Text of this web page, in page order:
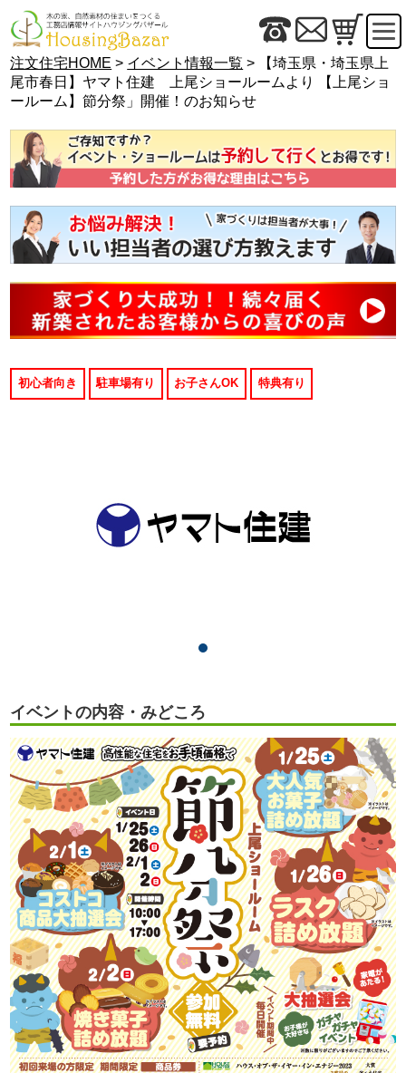
注文住宅HOME > イベント情報一覧 > 【埼玉県・埼玉県上
尾市春日】ヤマト住建 上尾ショールームより 【上尾ショ
ールーム】節分祭」開催！のお知らせ
初心者向き 駐車場有り お子さんOK 特典有り
イベントの内容・みどころ